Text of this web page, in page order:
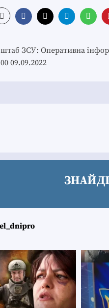
ЗСУ: Оперативна
09.09.2022